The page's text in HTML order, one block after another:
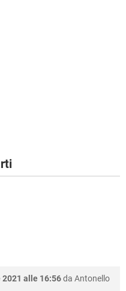
2021 alle 16:56da Antonello